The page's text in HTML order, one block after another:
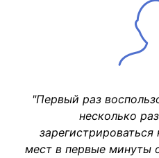
"Первый раз
несколько
мест в первые минуты